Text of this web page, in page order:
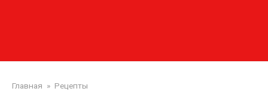
Главная » Рецепты